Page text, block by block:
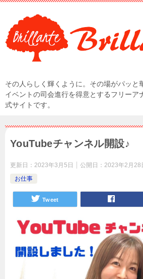
その人らしく輝くように。その場がパッと
イベントの司会進行を得意とするフリーア
式サイトです。
YouTubeチャンネル開設♪
更新日： 2023年3月5日 公開日： 2023年2月28
お仕事
Tweet